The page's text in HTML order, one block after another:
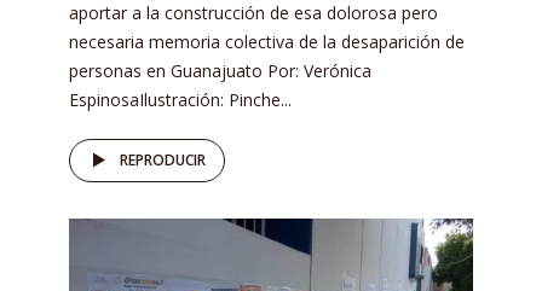
aportar a la construcción de esa dolorosa pero
necesaria memoria colectiva de la desaparición de
personas en Guanajuato Por: Verónica
EspinosaIlustración: Pinche...
REPRODUCIR